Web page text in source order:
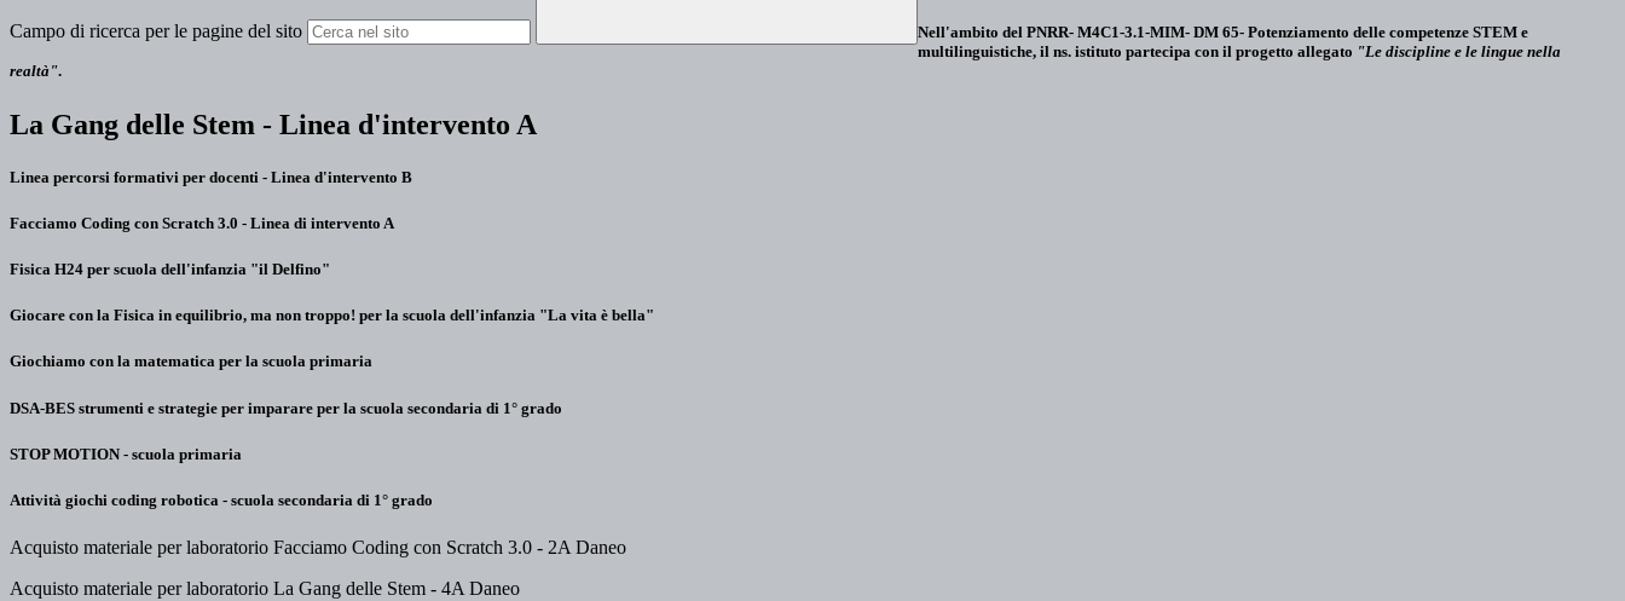
Campo di ricerca per le pagine del sito
Nell'ambito del PNRR- M4C1-3.1-MIM- DM 65- Potenziamento delle competenze STEM e
multilinguistiche, il ns. istituto partecipa con il progetto allegato "Le discipline e le lingue nella
realtà".
La Gang delle Stem - Linea d'intervento A
Linea percorsi formativi per docenti - Linea d'intervento B
Facciamo Coding con Scratch 3.0 - Linea di intervento A
Fisica H24 per scuola dell'infanzia "il Delfino"
Giocare con la Fisica in equilibrio, ma non troppo! per la scuola dell'infanzia "La vita è bella"
Giochiamo con la matematica per la scuola primaria
DSA-BES strumenti e strategie per imparare per la scuola secondaria di 1° grado
STOP MOTION - scuola primaria
Attività giochi coding robotica - scuola secondaria di 1° grado
Acquisto materiale per laboratorio Facciamo Coding con Scratch 3.0 - 2A Daneo
Acquisto materiale per laboratorio La Gang delle Stem - 4A Daneo